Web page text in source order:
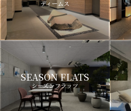
ディームス
SEASON FLATS
シーズンフラッツ